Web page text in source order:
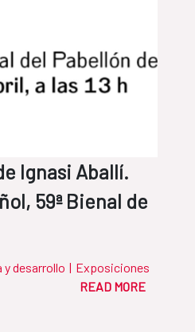
Ignasi Aballí.
59ª Bienal de
y desarrollo | Exposiciones
READ MORE